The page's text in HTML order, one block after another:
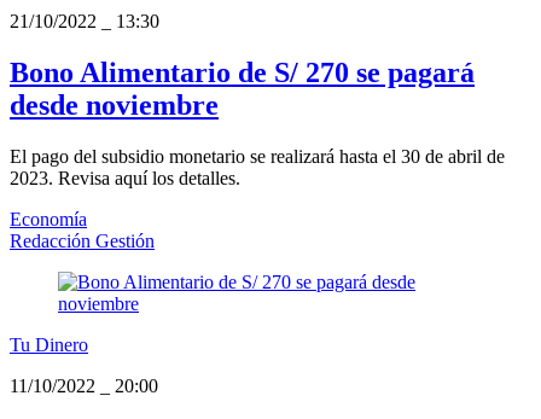
21/10/2022 13:30
Bono Alimentario de S/ 270 se pagará
desde noviembre
El pago del subsidio monetario se realizará hasta el 30 de abril de
2023. Revisa aquí los detalles.
Economía
Redacción Gestión
Tu Dinero
11/10/2022
20:00